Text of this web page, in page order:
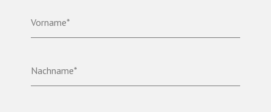
Vorname*
Nachname*